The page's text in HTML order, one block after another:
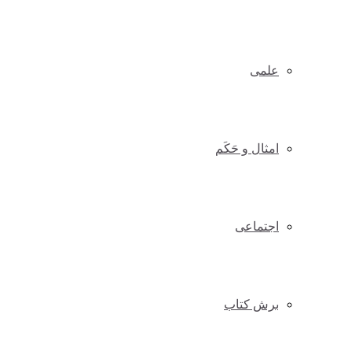
علمی
امثال و حَکَم
اجتماعی
برش کتاب